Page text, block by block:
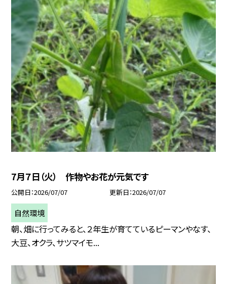
7月７日（火） 作物やお花が元気です
公開日 2026/07/07 更新日 2026/07/07
自然環境
朝、畑に行ってみると、２年生が育てているピーマンやなす、
大豆、オクラ、サツマイモ...